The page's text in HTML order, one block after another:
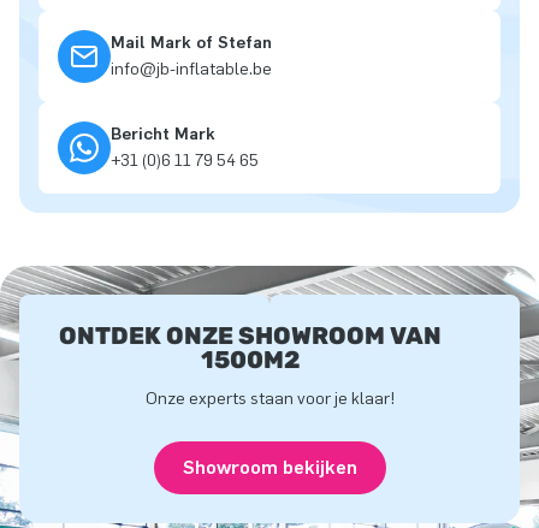
Mail Mark of Stefan
info@jb-inflatable.be
Bericht Mark
+31 (0)6 11 79 54 65
ONTDEK ONZE SHOWROOM VAN
1500M2
Onze experts staan voor je klaar!
Showroom bekijken